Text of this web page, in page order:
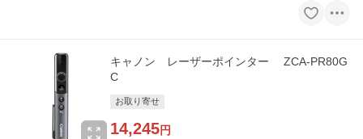
キャノン レーザーポインター ZCA-PR80G
C
お取り寄せ
14,245円